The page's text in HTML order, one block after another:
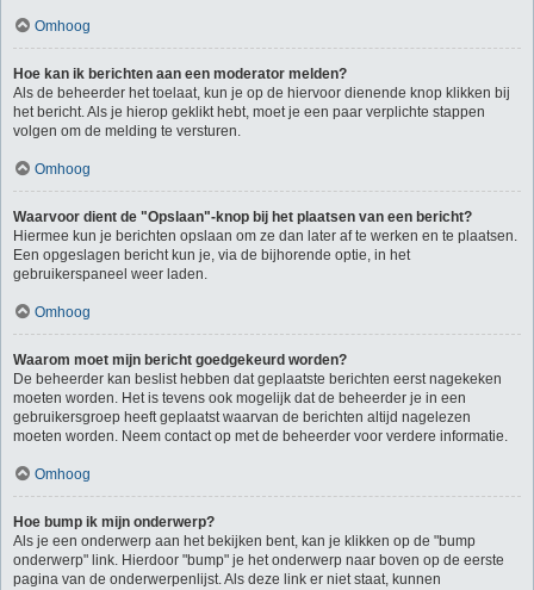
Omhoog
Hoe kan ik berichten aan een moderator melden?
Als de beheerder het toelaat, kun je op de hiervoor dienende knop klikken bij
het bericht. Als je hierop geklikt hebt, moet je een paar verplichte stappen
volgen om de melding te versturen.
Omhoog
Waarvoor dient de "Opslaan"-knop bij het plaatsen van een bericht?
Hiermee kun je berichten opslaan om ze dan later af te werken en te plaatsen.
Een opgeslagen bericht kun je, via de bijhorende optie, in het
gebruikerspaneel weer laden.
Omhoog
Waarom moet mijn bericht goedgekeurd worden?
De beheerder kan beslist hebben dat geplaatste berichten eerst nagekeken
moeten worden. Het is tevens ook mogelijk dat de beheerder je in een
gebruikersgroep heeft geplaatst waarvan de berichten altijd nagelezen
moeten worden. Neem contact op met de beheerder voor verdere informatie.
Omhoog
Hoe bump ik mijn onderwerp?
Als je een onderwerp aan het bekijken bent, kan je klikken op de "bump
onderwerp" link. Hierdoor "bump" je het onderwerp naar boven op de eerste
pagina van de onderwerpenlijst. Als deze link er niet staat, kunnen